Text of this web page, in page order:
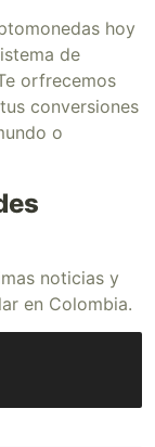
hoy
de
orfrecemos
conversiones
o
noticias y
en Colombia.